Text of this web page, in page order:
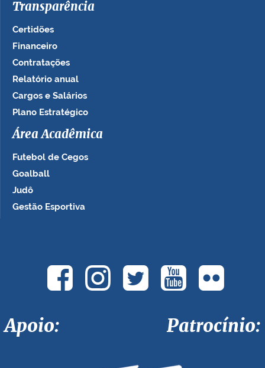
Transparência
Certidões
Financeiro
Contratações
Relatório anual
Cargos e Salários
Plano Estratégico
Área Acadêmica
Futebol de Cegos
Goalball
Judô
Gestão Esportiva
Apoio: Patrocínio: